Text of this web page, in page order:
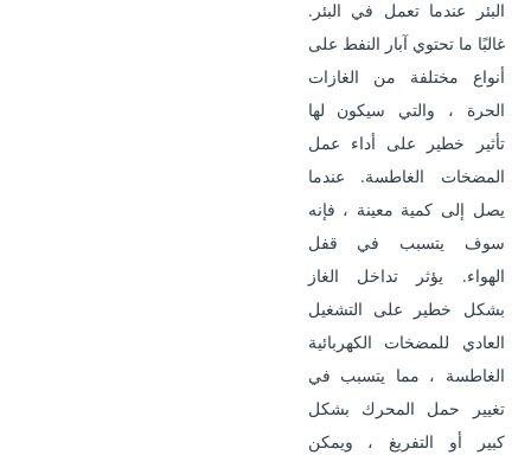
البئر عندما تعمل في البئر.
غالبًا ما تحتوي آبار النفط على
أنواع مختلفة من الغازات
الحرة ، والتي سيكون لها
تأثير خطير على أداء عمل
المضخات الغاطسة. عندما
يصل إلى كمية معينة ، فإنه
سوف يتسبب في قفل
الهواء. يؤثر تداخل الغاز
بشكل خطير على التشغيل
العادي للمضخات الكهربائية
الغاطسة ، مما يتسبب في
تغيير حمل المحرك بشكل
كبير أو التفريغ ، ويمكن